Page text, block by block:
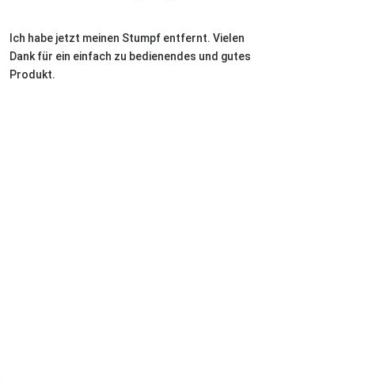
Ich habe jetzt meinen Stumpf entfernt. Vielen
Dank für ein einfach zu bedienendes und gutes
Produkt.